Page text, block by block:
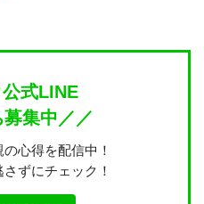
式LINE
集中／／
心得を配信中！
ずにチェック！